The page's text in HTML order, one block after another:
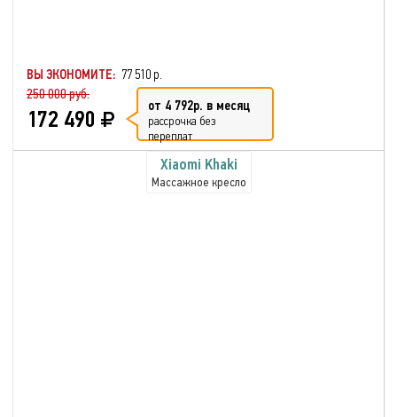
ВЫ ЭКОНОМИТЕ: 77 510 р.
250 000 руб.
172 490 от 4 792р. в месяц
рассрочка без
переплат
Xiaomi Khaki
Массажное кресло